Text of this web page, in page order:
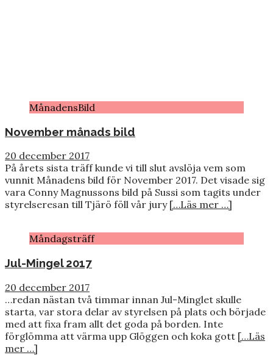
MånadensBild
November månads bild
20 december 2017
På årets sista träff kunde vi till slut avslöja vem som
vunnit Månadens bild för November 2017. Det visade sig
vara Conny Magnussons bild på Sussi som tagits under
styrelseresan till Tjärö föll vår jury […Läs mer …]
Måndagsträff
Jul-Mingel 2017
20 december 2017
…redan nästan två timmar innan Jul-Minglet skulle
starta, var stora delar av styrelsen på plats och började
med att fixa fram allt det goda på borden. Inte
förglömma att värma upp Glöggen och koka gott […Läs
mer …]